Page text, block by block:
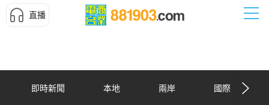
直播
即時新聞 本地 兩岸 國際